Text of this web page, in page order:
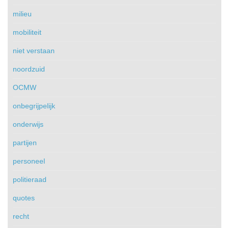
milieu
mobiliteit
niet verstaan
noordzuid
OCMW
onbegrijpelijk
onderwijs
partijen
personeel
politieraad
quotes
recht